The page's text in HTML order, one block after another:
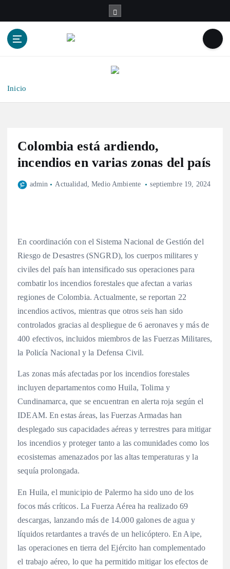
Inicio
Colombia está ardiendo,
incendios en varias zonas del país
admin Actualidad,Medio Ambiente septiembre 19, 2024
En coordinación con el Sistema Nacional de Gestión del
Riesgo de Desastres (SNGRD), los cuerpos militares y
civiles del país han intensificado sus operaciones para
combatir los incendios forestales que afectan a varias
regiones de Colombia. Actualmente, se reportan 22
incendios activos, mientras que otros seis han sido
controlados gracias al despliegue de 6 aeronaves y más de
400 efectivos, incluidos miembros de las Fuerzas Militares,
la Policía Nacional y la Defensa Civil.
Las zonas más afectadas por los incendios forestales
incluyen departamentos como Huila, Tolima y
Cundinamarca, que se encuentran en alerta roja según el
IDEAM. En estas áreas, las Fuerzas Armadas han
desplegado sus capacidades aéreas y terrestres para mitigar
los incendios y proteger tanto a las comunidades como los
ecosistemas amenazados por las altas temperaturas y la
sequía prolongada.
En Huila, el municipio de Palermo ha sido uno de los
focos más críticos. La Fuerza Aérea ha realizado 69
descargas, lanzando más de 14.000 galones de agua y
líquidos retardantes a través de un helicóptero. En Aipe,
las operaciones en tierra del Ejército han complementado
el trabajo aéreo, lo que ha permitido mitigar los efectos de